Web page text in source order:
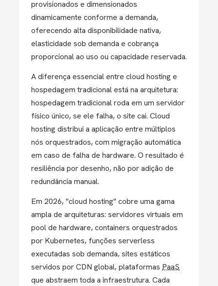
provisionados e dimensionados
dinamicamente conforme a demanda,
oferecendo alta disponibilidade nativa,
elasticidade sob demanda e cobrança
proporcional ao uso ou capacidade reservada.
A diferença essencial entre cloud hosting e
hospedagem tradicional está na arquitetura:
hospedagem tradicional roda em um servidor
físico único, se ele falha, o site cai. Cloud
hosting distribui a aplicação entre múltiplos
nós orquestrados, com migração automática
em caso de falha de hardware. O resultado é
resiliência por desenho, não por adição de
redundância manual.
Em 2026, "cloud hosting" cobre uma gama
ampla de arquiteturas: servidores virtuais em
pool de hardware, containers orquestrados
por Kubernetes, funções serverless
executadas sob demanda, sites estáticos
servidos por CDN global, plataformas PaaS
que abstraem toda a infraestrutura. Cada